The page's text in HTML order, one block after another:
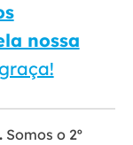
nossa
Somos o 2º